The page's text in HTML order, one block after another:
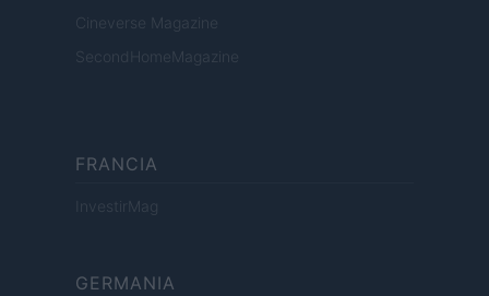
Cineverse Magazine
SecondHomeMagazine
FRANCIA
InvestirMag
GERMANIA